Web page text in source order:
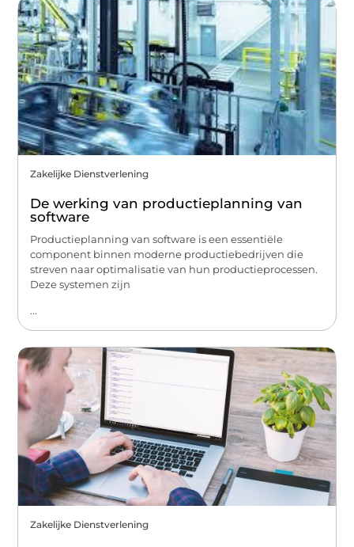
Zakelijke Dienstverlening
De werking van productieplanning van
software
Productieplanning van software is een essentiële
component binnen moderne productiebedrijven die
streven naar optimalisatie van hun productieprocessen.
Deze systemen zijn
...
Zakelijke Dienstverlening